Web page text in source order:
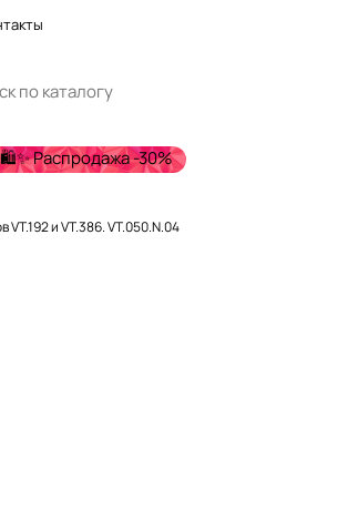
Распродажа -30%
2" д/фильтров VT.192 и VT.386. VT.050.N.04